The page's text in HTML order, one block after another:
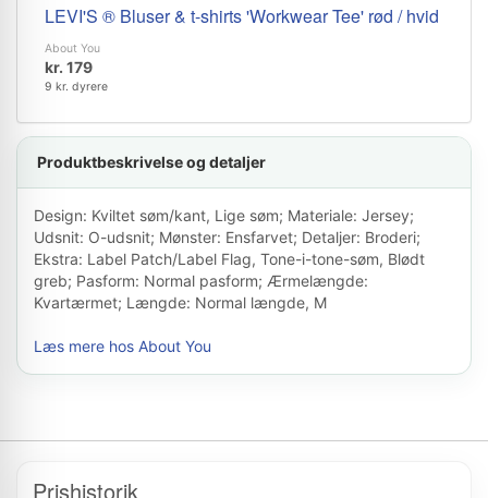
LEVI'S ® Bluser & t-shirts 'Workwear Tee' rød / hvid
About You
kr. 179
9 kr. dyrere
Produktbeskrivelse og detaljer
Design: Kviltet søm/kant, Lige søm; Materiale: Jersey;
Udsnit: O-udsnit; Mønster: Ensfarvet; Detaljer: Broderi;
Ekstra: Label Patch/Label Flag, Tone-i-tone-søm, Blødt
greb; Pasform: Normal pasform; Ærmelængde:
Kvartærmet; Længde: Normal længde, M
Læs mere hos About You
Prishistorik